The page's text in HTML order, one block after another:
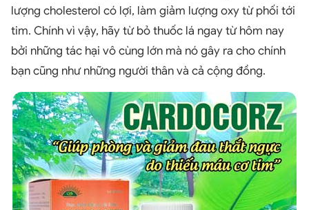
lượng cholesterol có lợi, làm giảm lượng oxy từ phối tới
tim. Chính vì vậy, hãy từ bỏ thuốc lá ngay từ hôm nay
bởi những tác hại vô cùng lớn mà nó gây ra cho chính
bạn cũng như những người thân và cả cộng đồng.